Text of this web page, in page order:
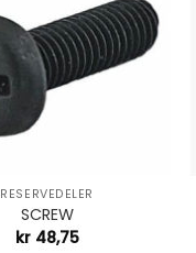
RESERVEDELER
SCREW
kr48,75